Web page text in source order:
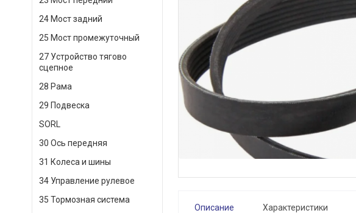
24 Мост задний
25 Мост промежуточный
27 Устройство тягово
сцепное
28 Рама
29 Подвеска
SORL
30 Ось передняя
31 Колеса и шины
34 Управление рулевое
35 Тормозная система
Описание Характеристики